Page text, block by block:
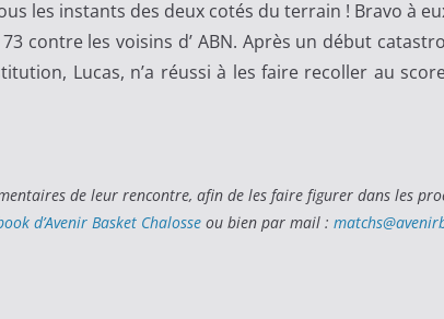
les instants des deux cotés du terrain ! Bravo à
contre les voisins d’ ABN. Après un début
Lucas, n’a réussi à les faire recoller au
de leur rencontre, afin de les faire figurer dans les
d’Avenir Basket Chalosse ou bien par mail :